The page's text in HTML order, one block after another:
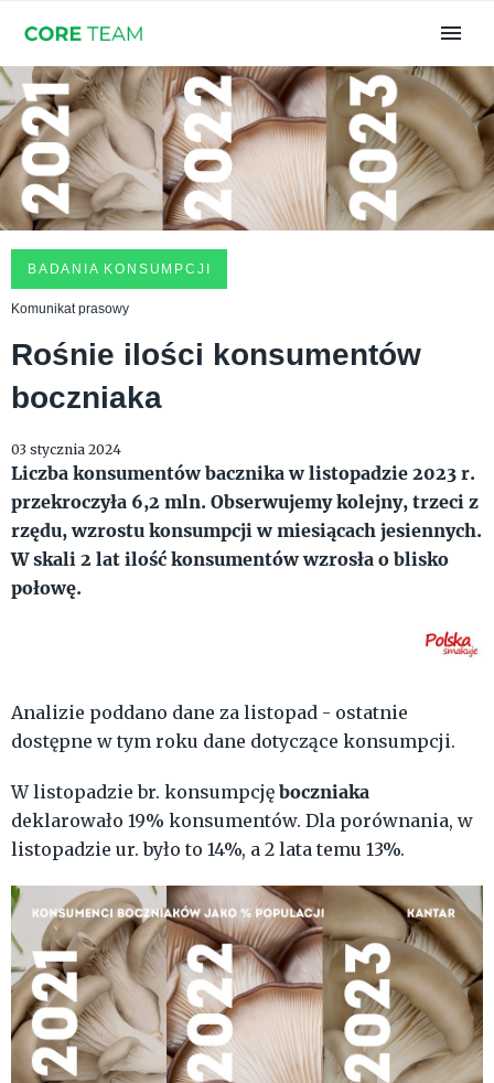
BADANIA KONSUMPCJI
Komunikat prasowy
Rośnie ilości konsumentów
boczniaka
03 stycznia 2024
Liczba konsumentów bacznika w listopadzie 2023 r.
przekroczyła 6,2 mln. Obserwujemy kolejny, trzeci z
rzędu, wzrostu konsumpcji w miesiącach jesiennych.
W skali 2 lat ilość konsumentów wzrosła o blisko
połowę.
Analizie poddano dane za listopad - ostatnie
dostępne w tym roku dane dotyczące konsumpcji.
W listopadzie br. konsumpcję boczniaka
deklarowało 19% konsumentów. Dla porównania, w
listopadzie ur. było to 14%, a 2 lata temu 13%.